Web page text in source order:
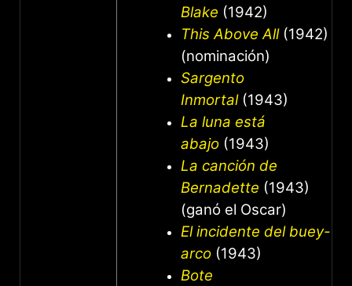
Blake (1942)
This Above All(1942)
(nominación)
Sargento
Inmortal(1943)
La luna está
abajo (1943)
La canción de
Bernadette (1943)
(ganó el Oscar)
El incidente del buey-
arco (1943)
Bote